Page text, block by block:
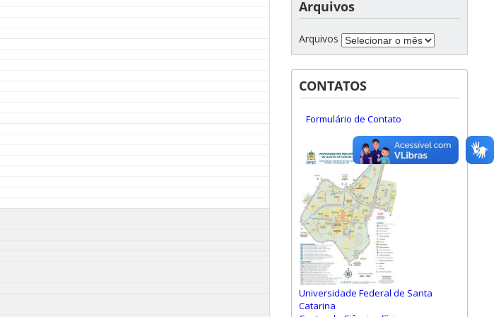
Arquivos
Arquivos
CONTATOS
Formulário de Contato
Universidade Federal de Santa
Catarina